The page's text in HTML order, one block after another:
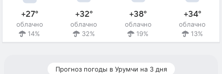
+27°
облачно
14%
+32°
облачно
32%
+38°
облачно
19%
+34°
облачно
13%
Прогноз погоды в Урумчи на 3 дня